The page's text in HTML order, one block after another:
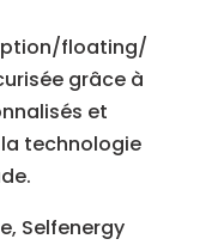
floating/
grâce à
et
technologie
Selfenergy